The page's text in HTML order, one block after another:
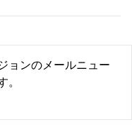
ョンのメールニュー
。